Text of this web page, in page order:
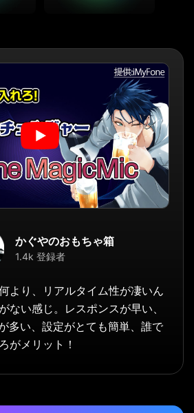
かぐやのおもちゃ箱
1.4k 登録者
より、リアルタイム性が凄いん
ない感じ。レスポンスが早い、
多い、設定がとても簡単、誰で
がメリット！